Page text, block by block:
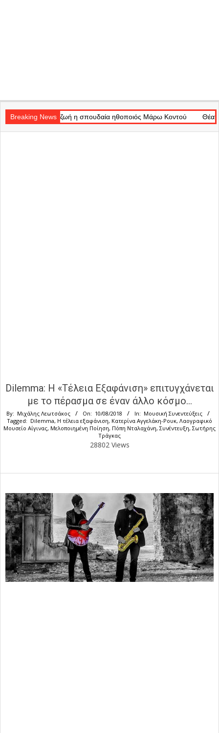
Navigation
Menu
Breaking News
ζωή η σπουδαία ηθοποιός Μάρω Κοντού Θέατρο Badminton: Το
Dilemma: Η «Τέλεια Εξαφάνιση» επιτυγχάνεται
με το πέρασμα σε έναν άλλο κόσμο…
By: Μιχάλης Λεωτσάκος On: 10/08/2018 In: Μουσική Συνεντεύξεις
Tagged: Dilemma, Η τέλεια εξαφάνιση, Κατερίνα Αγγελάκη-Ρουκ, Λαογραφικό
Μουσείο Αίγινας, Μελοποιημένη Ποίηση, Πόπη Νταλαχάνη, Συνέντευξη, Σωτήρης
Τράγκας
28802 Views